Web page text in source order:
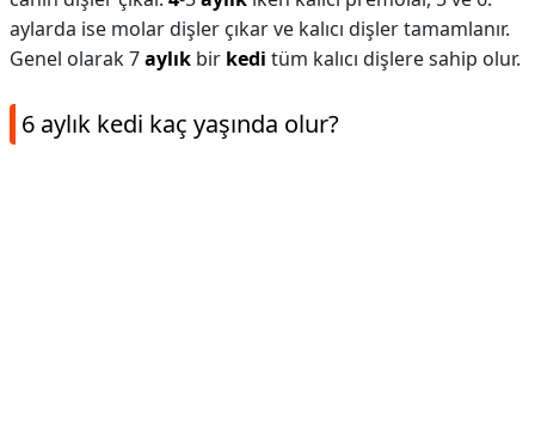
aylarda ise molar dişler çıkar ve kalıcı dişler tamamlanır.
Genel olarak 7aylık bir kedi tüm kalıcı dişlere sahip olur.
6 aylık kedi kaç yaşında olur?